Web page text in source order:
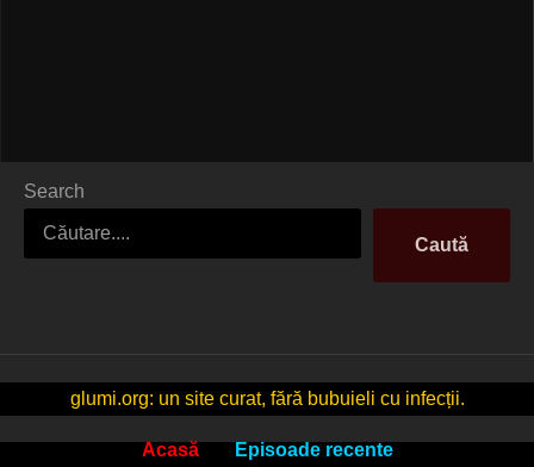
Search
Caută
glumi.org: un site curat, fără bubuieli cu infecții.
Acasă Episoade recente